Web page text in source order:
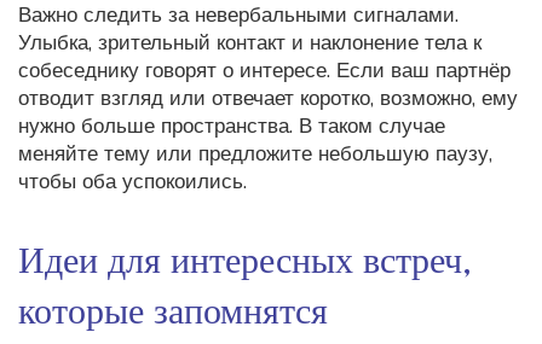
Важно следить за невербальными сигналами.
Улыбка, зрительный контакт и наклонение тела к
собеседнику говорят о интересе. Если ваш партнёр
отводит взгляд или отвечает коротко, возможно, ему
нужно больше пространства. В таком случае
меняйте тему или предложите небольшую паузу,
чтобы оба успокоились.
Идеи для интересных встреч,
которые запомнятся